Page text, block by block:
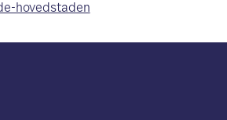
hovedstaden